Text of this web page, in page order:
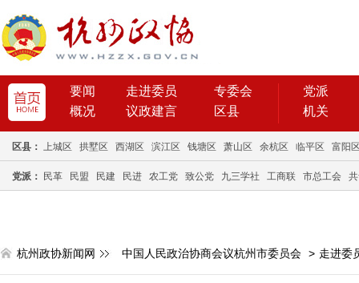
要闻 走进委员
专委会
概况
议政建言 区县
党派
机关
区县： 上城区 拱墅区 西湖区 滨江区 钱塘区 萧山区 余杭区 临平区 富阳
党派： 民革 民盟 民建 民进 农工党 致公党 九三学社 工商联 市总工会
杭州政协新闻网 中国人民政治协商会议杭州市委员会 > 走进委